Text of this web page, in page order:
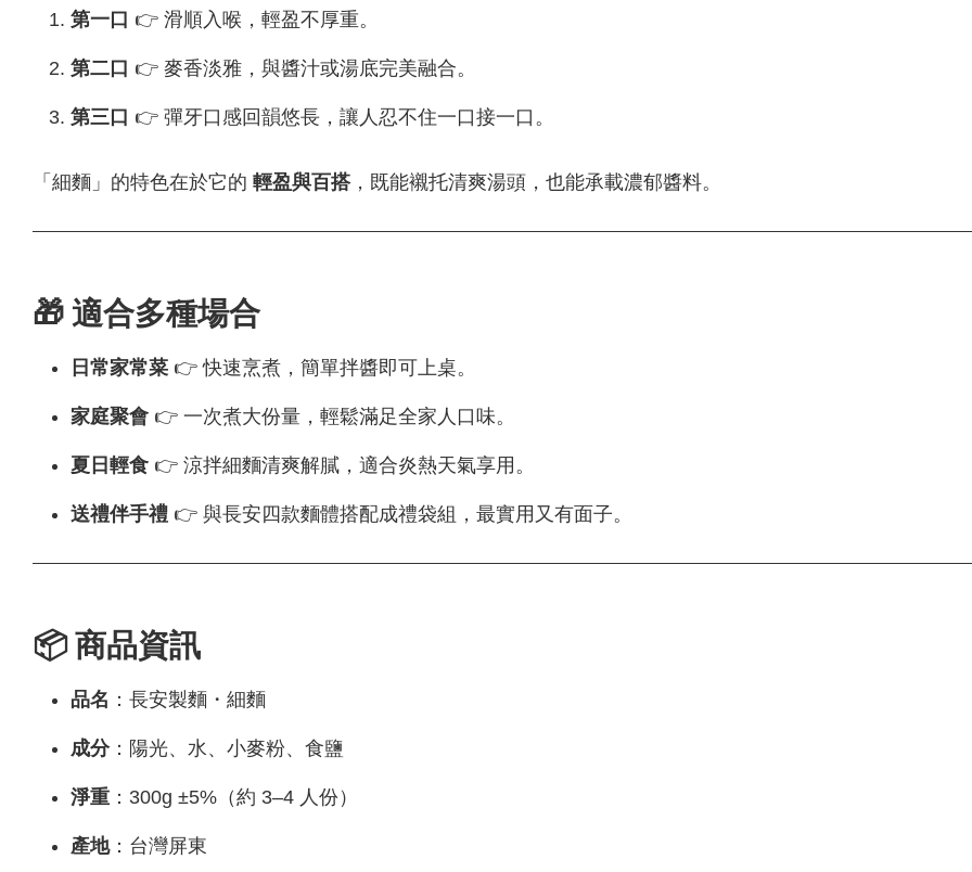
第一口 👉 滑順入喉，輕盈不厚重。
第二口 👉 麥香淡雅，與醬汁或湯底完美融合。
第三口 👉 彈牙口感回韻悠長，讓人忍不住一口接一口。
「細麵」的特色在於它的 輕盈與百搭，既能襯托清爽湯頭，也能承載濃郁醬料。
🎁 適合多種場合
日常家常菜 👉 快速烹煮，簡單拌醬即可上桌。
家庭聚會 👉 一次煮大份量，輕鬆滿足全家人口味。
夏日輕食 👉 涼拌細麵清爽解膩，適合炎熱天氣享用。
送禮伴手禮 👉 與長安四款麵體搭配成禮袋組，最實用又有面子。
📦 商品資訊
品名 ：長安製麵・細麵
成分：陽光、水、小麥粉、食鹽
淨重 ：300g ±5%（約 3–4 人份）
產地：台灣屏東